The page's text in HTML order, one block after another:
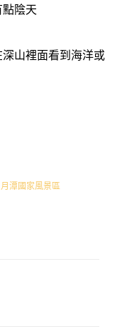
陰天
山裡面看到海洋或
潭國家風景區